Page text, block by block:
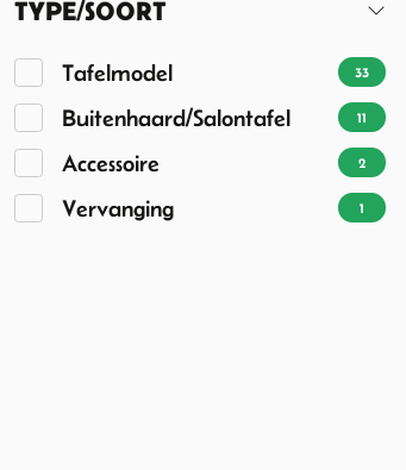
TYPE/SOORT
Tafelmodel 33
Buitenhaard/Salontafel 11
Accessoire 2
Vervanging 1